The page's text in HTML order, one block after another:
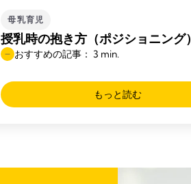
母乳育児
授乳時の抱き方（ポジショニング）
おすすめの記事： 3 min.
もっと読む